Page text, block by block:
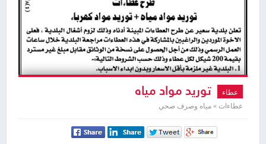
عطاء توريد مواد مياه
عطاءات » مياه وصرف صحي